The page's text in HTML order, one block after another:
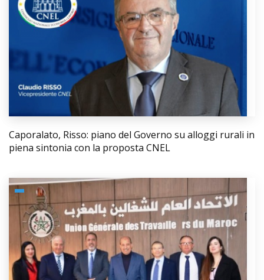
Caporalato, Risso: piano del Governo su alloggi rurali in
piena sintonia con la proposta CNEL